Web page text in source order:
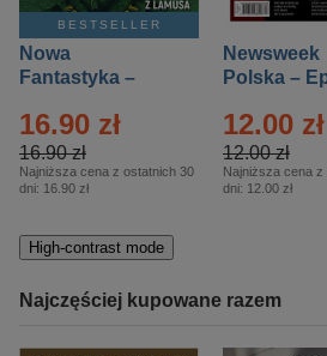
BESTSELLER
Nowa
Fantastyka –
16.90 zł
16.90 zł
Najniższa cena z ostatnich 30
dni: 16.90 zł
Newsweek
Polska –
12.00 zł
12.00 zł
Najniższa cena z
dni: 12.00 zł
High-contrast mode
Najczęściej kupowane razem